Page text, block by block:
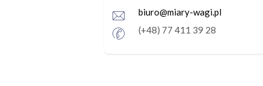
biuro@miary-wagi.pl
(+48) 77 411 39 28